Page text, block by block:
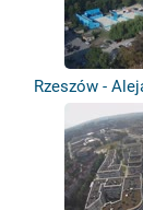
Rzeszów -